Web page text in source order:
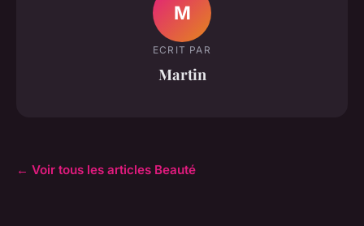
M
ECRIT PAR
Martin
← Voir tous les articles Beauté